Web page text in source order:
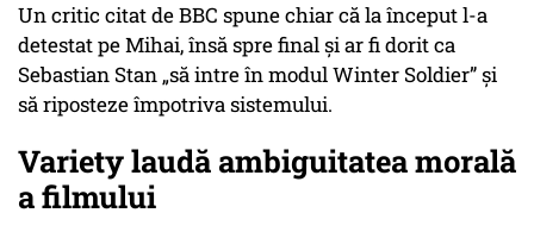
Un critic citat de BBC spune chiar că la început l-a
detestat pe Mihai, însă spre final și ar fi dorit ca
Sebastian Stan „să intre în modul Winter Soldier”și
să riposteze împotriva sistemului.
Variety laudă ambiguitatea morală
a filmului